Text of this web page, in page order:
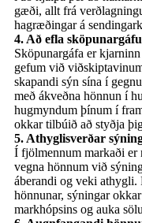
gæði, allt frá
hagræðingar á
4. Að efla
Sköpunargáfa er
gefum við
skapandi sýn sína í
með ákveðna hönnun í
hugmyndum þínum í
okkar tilbúið að styðja
5. Athyglisverðar
Í fjölmennum markaði er
vegna hönnum við
áberandi og veki
hönnunar, sýningar
markhópsins og auka